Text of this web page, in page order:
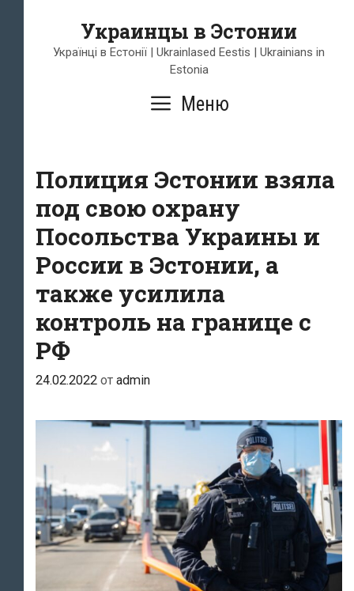
содержимому
Украинцы в Эстонии
Українці в Естонії | Ukrainlased Eestis | Ukrainians in
Estonia
Меню
Полиция Эстонии взяла
под свою охрану
Посольства Украины и
России в Эстонии, а
также усилила
контроль на границе с
РФ
24.02.2022 от admin